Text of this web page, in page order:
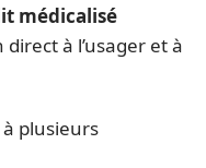
médicalisé
à l’usager et à
plusieurs